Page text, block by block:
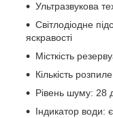
Ультразвукова
Світлодіодне
яскравості
Місткість
Кількість
Рівень шуму: 28
Індикатор води: є